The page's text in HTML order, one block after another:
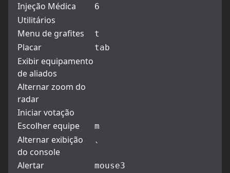
Injeção Médica
6
Utilitários
Menu de grafites
t
Placar tab
Exibir equipamento
de aliados
Alternar zoom do
radar
Iniciar votação
Escolher equipe
m
Alternar exibição
do console
`
Alertar mouse3